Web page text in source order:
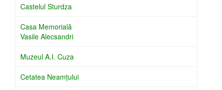
Castelul Sturdza
Casa Memorială
Vasile Alecsandri
Muzeul A.I. Cuza
Cetatea Neamţului